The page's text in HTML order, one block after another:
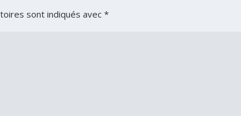
sont indiqués avec*